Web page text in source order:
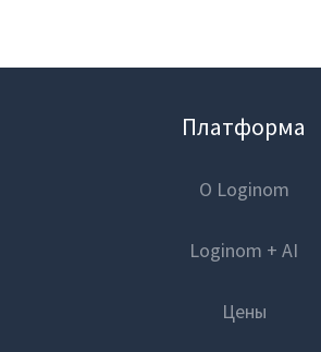
Обучение
Быстрый старт
Кубок Loginom
Платформа
О Loginom
Loginom + AI
Цены